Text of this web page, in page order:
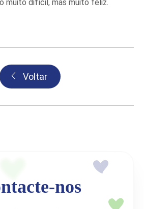
muito difícil, mas muito feliz.
Voltar
nos